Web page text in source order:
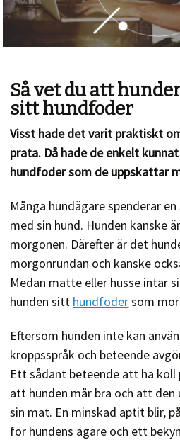
Så vet du att
sitt hundfoder
Visst hade det varit praktiskt
prata. Då hade de enkelt
hundfoder som de uppskattar
Många hundägare spenderar
med sin hund. Hunden kanske
morgonen. Därefter är det
morgonrundan och kanske
Medan matte eller husse intar
hunden sitt hundfodersom
Eftersom hunden inte kan
kroppsspråk och beteende
Ett sådant beteende att ha koll
att hunden mår bra och att
sin mat. En minskad aptit blir,
för hundens ägare och ett